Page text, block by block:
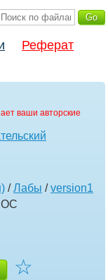
Реферат
ваши авторские
/Лабы /version1
☆